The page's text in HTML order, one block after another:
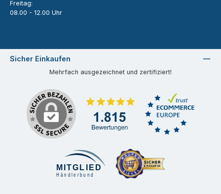
Freitag:
08.00 - 12.00 Uhr
Sicher Einkaufen
Mehrfach ausgezeichnet und zertifiziert!